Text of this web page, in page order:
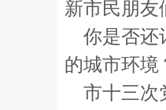
新市民朋友
你是否还
的城市环境
市十三次